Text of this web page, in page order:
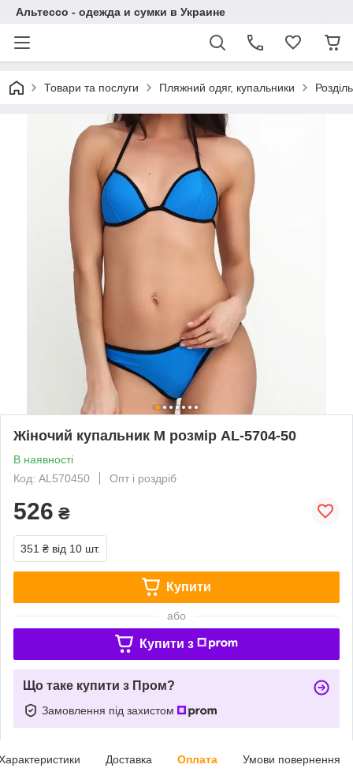
Альтессо - одежда и сумки в Украине
Товари та послуги Пляжний одяг, купальники
Жіночий купальник М розмір AL-5704-50
В наявності
Код: AL570450
Опт і роздріб
526 ₴
351 ₴ від 10 шт.
Купити
або
Купити з
Що таке купити з Пром?
Замовлення під захистом
Доставка Оплата Умови повернення